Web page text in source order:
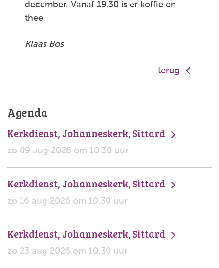
december. Vanaf 19.30 is er koffie en
thee.
Klaas Bos
terug
Agenda
Kerkdienst, Johanneskerk, Sittard
zo 09 aug 2026 om 10.30 uur
Kerkdienst, Johanneskerk, Sittard
zo 16 aug 2026 om 10.30 uur
Kerkdienst, Johanneskerk, Sittard
zo 23 aug 2026 om 10.30 uur